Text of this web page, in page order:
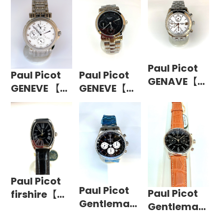
Paul Picot
GENEVE 【生
産終了品】
Paul Picot
GENEVE【生
産終了品】
Paul Picot
GENAVE【生
Paul Picot
firshire【生
Paul Picot
Gentleman
Paul Picot
Gentleman